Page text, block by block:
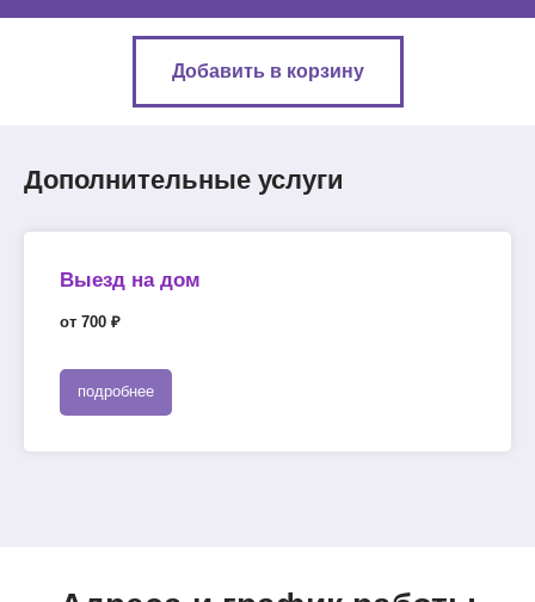
Добавить в корзину
Дополнительные услуги
Выезд на дом
от 700 ₽
подробнее